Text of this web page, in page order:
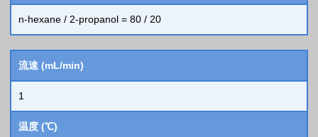
n-hexane / 2-propanol = 80 / 20
流速 (mL/min)
1
温度 (℃)